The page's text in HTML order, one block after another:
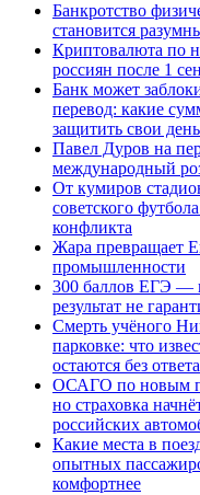
Банкротство
становится
Криптовалюта по
россиян после 1
Банк может
перевод: какие
защитить свои
Павел Дуров на
международный
От кумиров
советского
конфликта
Жара превращает
промышленности
300 баллов ЕГЭ —
результат не
Смерть учёного
парковке: что
остаются без ответа
ОСАГО по новым
но страховка
российских
Какие места в
опытных
комфортнее